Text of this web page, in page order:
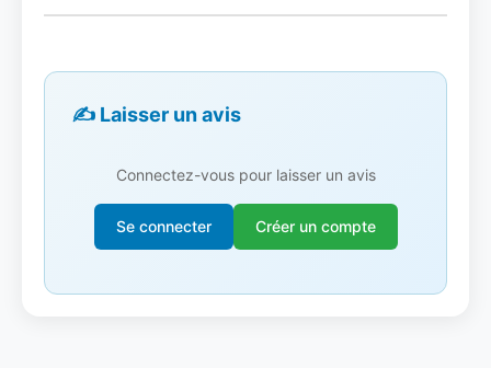
✍️ Laisser un avis
Connectez-vous pour laisser un avis
Se connecter Créer un compte